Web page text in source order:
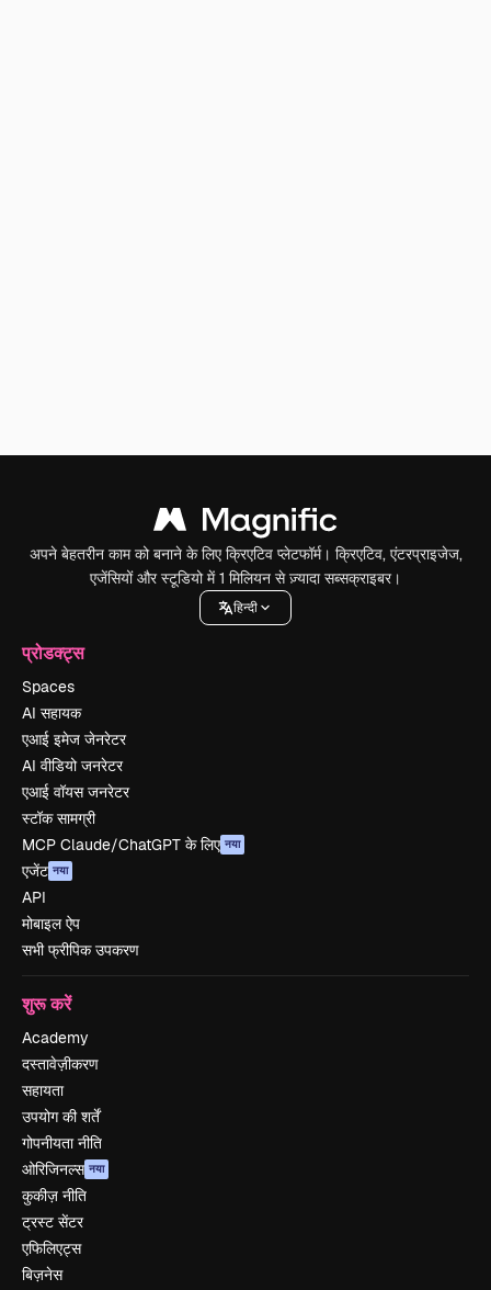
अपने बेहतरीन काम को बनाने के लिए क्रिएटिव प्लेटफॉर्म। क्रिएटिव, एंटरप्राइजेज,
एजेंसियों और स्टूडियो में 1 मिलियन से ज़्यादा सब्सक्राइबर।
हिन्दी
प्रोडक्ट्स
Spaces
AI सहायक
एआई इमेज जेनरेटर
AI वीडियो जनरेटर
एआई वॉयस जनरेटर
स्टॉक सामग्री
MCP Claude/ChatGPT के लिए नया
एजेंट नया
API
मोबाइल ऐप
सभी फ्रीपिक उपकरण
शुरू करें
Academy
दस्तावेज़ीकरण
सहायता
उपयोग की शर्तें
गोपनीयता नीति
ओरिजिनल्स नया
कुकीज़ नीति
ट्रस्ट सेंटर
एफिलिएट्स
बिज़नेस